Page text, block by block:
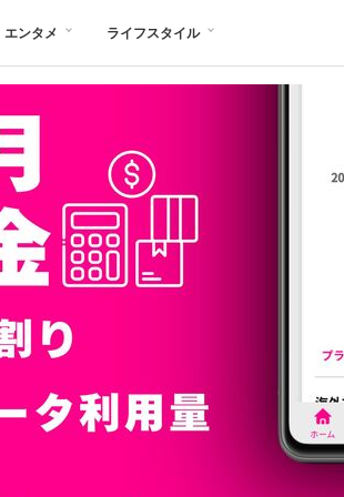
エンタメ ライフスタイル